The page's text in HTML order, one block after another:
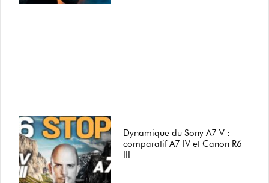
Dynamique du Sony A7 V :
comparatif A7 IV et Canon R6
III